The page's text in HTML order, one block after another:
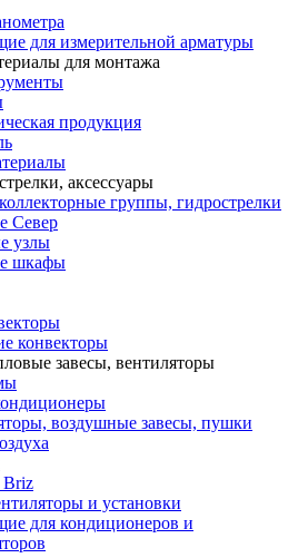
для измерительной арматуры
для монтажа
продукция
аксессуары
группы, гидрострелки
Север
узлы
шкафы
конвекторы
завесы, вентиляторы
воздушные завесы, пушки
Briz
и установки
для кондиционеров и